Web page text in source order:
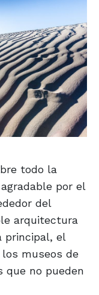
todo la
por el
del
arquitectura
principal, el
museos de
que no pueden